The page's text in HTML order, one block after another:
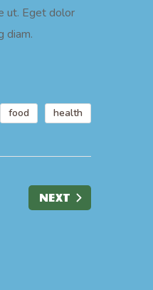
ut. Eget dolor
diam.
food health
NEXT